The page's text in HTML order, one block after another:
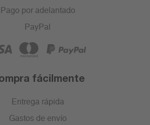
Pago por adelantado
PayPal
fácilmente
Entrega rápida
Gastos de envío